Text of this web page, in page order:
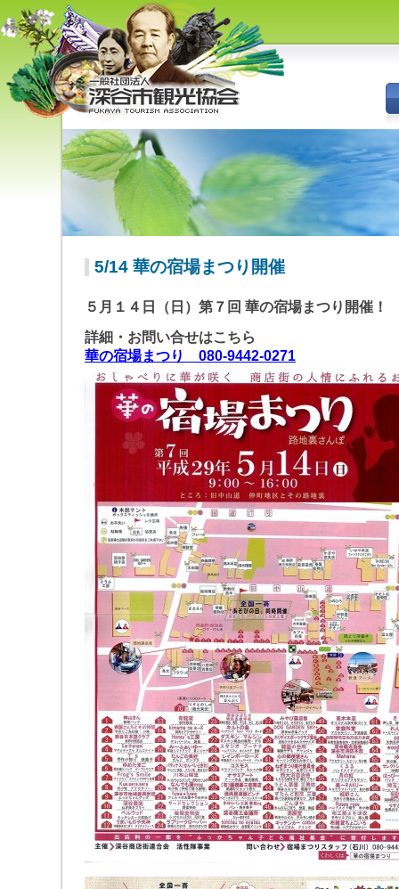
（旧深谷市・岡部町・花園町・
川本町）の観光情報
5/14 華の宿場まつり開催
５月１４日（日）第７回 華の宿場まつり開催！
詳細・お問い合せはこちら
華の宿場まつり 080-9442-0271